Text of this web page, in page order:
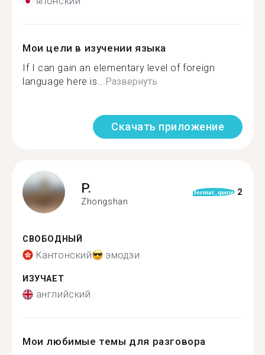
Мои цели в изучении языка
If I can gain an elementary level of foreign
language here is...Развернуть
Скачать приложение
P.
Zhongshan
format_quote 2
СВОБОДНЫЙ
Кантонский эмодзи
ИЗУЧАЕТ
английский
Мои любимые темы для разговора